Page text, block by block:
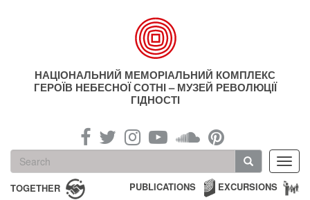
НАЦІОНАЛЬНИЙ МЕМОРІАЛЬНИЙ КОМПЛЕКС
ГЕРОЇВ НЕБЕСНОЇ СОТНІ – МУЗЕЙ РЕВОЛЮЦІЇ
ГІДНОСТІ
Search
form
Search
TOGETHER EXCURSIONS
PUBLICATIONS